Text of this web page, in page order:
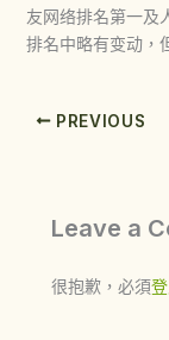
友网络排名第一及
排名中略有变动，
PREVIOUS
Leave a
很抱歉，必須登